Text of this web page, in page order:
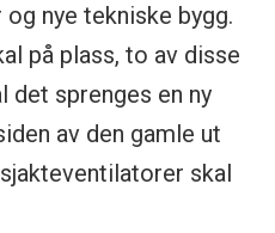
nye tekniske bygg.
på plass, to av disse
det sprenges en ny
av den gamle ut
skal